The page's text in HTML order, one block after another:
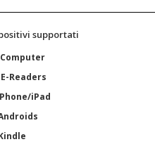
supportati
Computer
E-Readers
iPad